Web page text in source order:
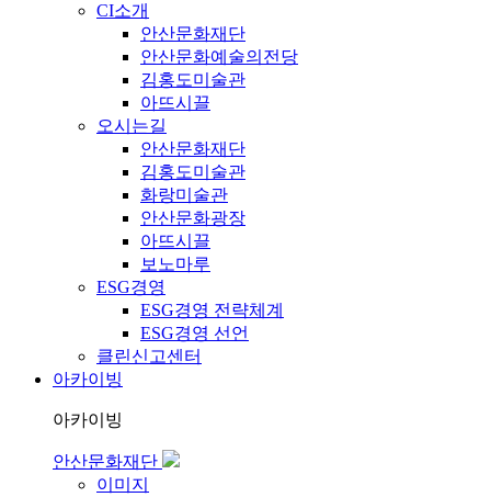
CI소개
안산문화재단
안산문화예술의전당
김홍도미술관
아뜨시끌
오시는길
안산문화재단
김홍도미술관
화랑미술관
안산문화광장
아뜨시끌
보노마루
ESG경영
ESG경영 전략체계
ESG경영 선언
클린신고센터
아카이빙
아카이빙
안산문화재단
이미지